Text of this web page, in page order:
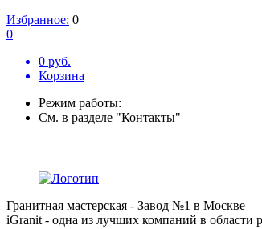
Избранное: 0
0
0 руб.
Корзина
Режим работы:
См. в разделе "Контакты"
Гранитная мастерская - Завод №1 в Москве
iGranit - одна из лучших компаний в области